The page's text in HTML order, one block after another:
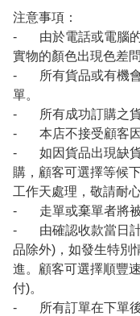
注意事項：
- 由於電話或電腦的
實物的顏色出現色差問
- 所有貨品或有機會
單。
- 所有成功訂購之貨
- 本店不接受顧客因
- 如因貨品出現缺貨
購，顧客可選擇等候
工作天處理，敬請耐心
- 走單或棄單者將被
- 由確認收款當日計
品除外)，如發生特別
進。顧客可選擇順豐
付)。
- 所有訂單在下單後